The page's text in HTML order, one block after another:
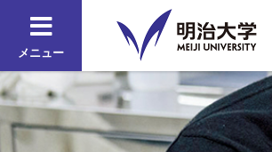
メニュー